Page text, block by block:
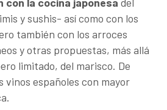
con la cocina japonesa del
y sushis- así como con los
también con los arroces
y otras propuestas, más allá
limitado, del marisco. De
vinos españoles con mayor